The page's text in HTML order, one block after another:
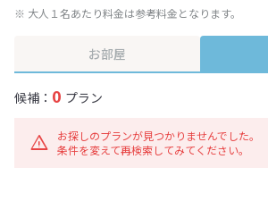
※ 大人１名あたり料金は参考料金となります。
お部屋
候補： 0 プラン
お探しのプランが見つかりませんでした。
条件を変えて再検索してみてください。